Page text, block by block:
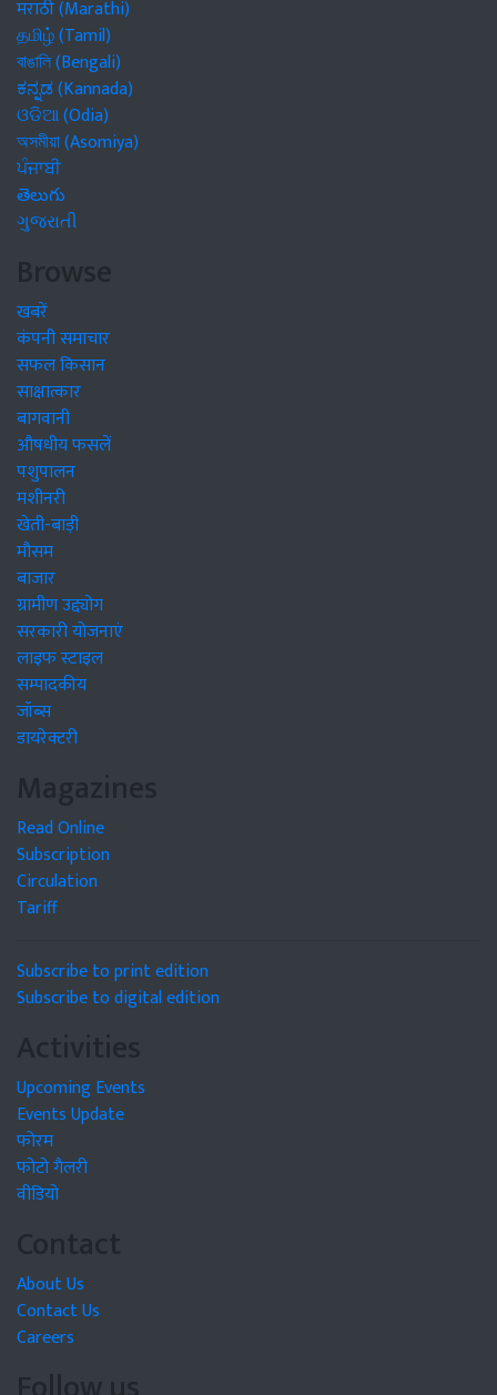
मराठी (Marathi)
தமிழ் (Tamil)
বাঙালি (Bengali)
ಕನ್ನಡ (Kannada)
ଓଡିଆ (Odia)
অসমীয়া (Asomiya)
ਪੰਜਾਬੀ
తెలుగు
ગુજરાતી
Browse
खबरें
कंपनी समाचार
सफल किसान
साक्षात्कार
बागवानी
औषधीय फसलें
पशुपालन
मशीनरी
खेती-बाड़ी
मौसम
बाजार
ग्रामीण उद्द्योग
सरकारी योजनाएं
लाइफ स्टाइल
सम्पादकीय
जॉब्स
डायरेक्टरी
Magazines
Read Online
Subscription
Circulation
Tariff
Subscribe to print edition
Subscribe to digital edition
Activities
Upcoming Events
Events Update
फोरम
फोटो गैलरी
वीडियो
Contact
About Us
Contact Us
Careers